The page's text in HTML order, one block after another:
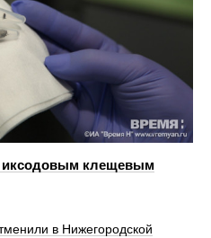
иксодовым клещевым
в Нижегородской